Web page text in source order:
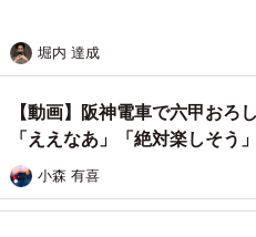
ターネットなどで調べてい
巨人の初代応援歌も手がけ
は浅からぬ因縁も持つ。その2
堀内 達成
【動画】阪神電車で六甲おろ
「ええなあ」「絶対楽しそう」
小森 有喜